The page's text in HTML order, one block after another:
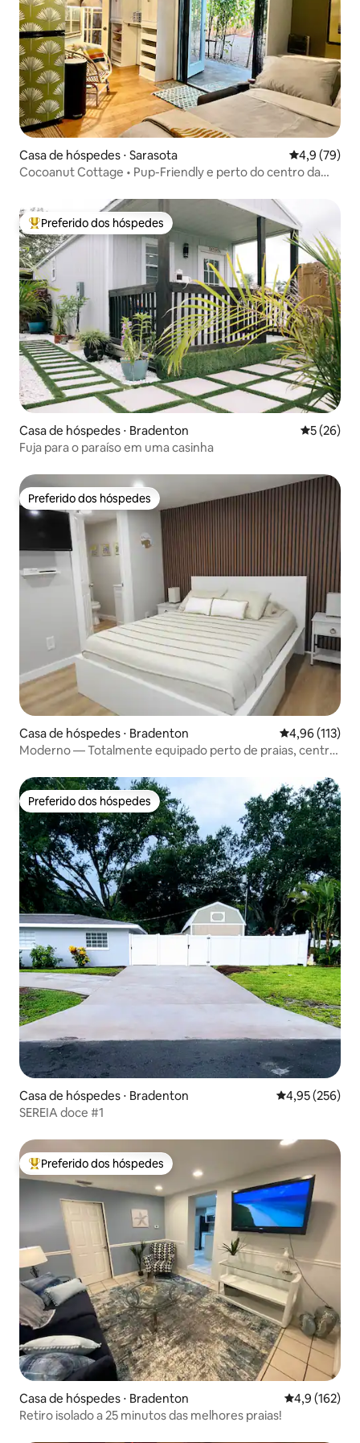
Casa de hóspedes ⋅ Sarasota 4,9 de uma
4,9 (79)
Cocoanut Cottage • Pup-Friendly e perto do centro da
Entre os melhores preferidos dos hóspedes
Preferido dos hóspedes
Casa de hóspedes ⋅ Bradenton 5 de uma
5 (26)
Fuja para o paraíso em uma casinha
Preferido dos hóspedes
Preferido dos hóspedes
Casa de hóspedes ⋅ Bradenton 4,96 de uma
4,96 (113)
Moderno — Totalmente equipado perto de praias, centro
Preferido dos hóspedes
Preferido dos hóspedes
Casa de hóspedes ⋅ Bradenton 4,95 de uma
4,95 (256)
SEREIA doce #1
Entre os melhores preferidos dos hóspedes
Preferido dos hóspedes
Casa de hóspedes ⋅ Bradenton 4,9 de uma
4,9 (162)
Retiro isolado a 25 minutos das melhores praias!